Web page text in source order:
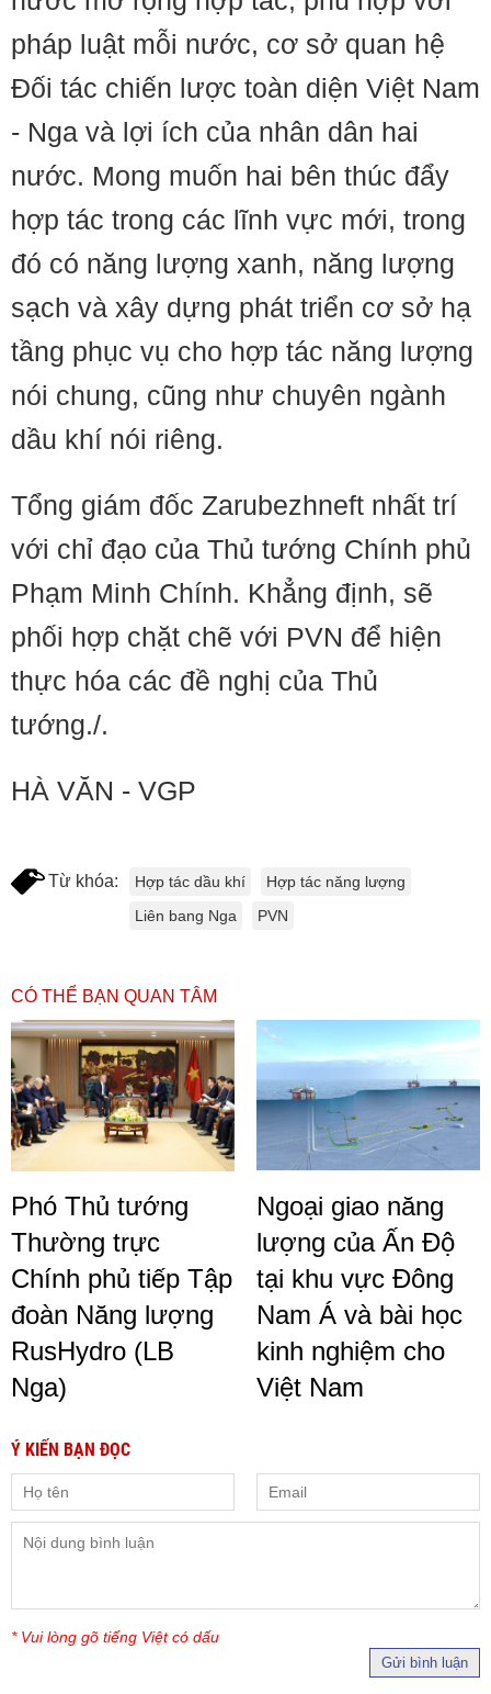
pháp luật mỗi nước, cơ sở quan hệ
Đối tác chiến lược toàn diện Việt Nam
- Nga và lợi ích của nhân dân hai
nước. Mong muốn hai bên thúc đẩy
hợp tác trong các lĩnh vực mới, trong
đó có năng lượng xanh, năng lượng
sạch và xây dựng phát triển cơ sở hạ
tầng phục vụ cho hợp tác năng lượng
nói chung, cũng như chuyên ngành
dầu khí nói riêng.
Tổng giám đốc Zarubezhneft nhất trí
với chỉ đạo của Thủ tướng Chính phủ
Phạm Minh Chính. Khẳng định, sẽ
phối hợp chặt chẽ với PVN để hiện
thực hóa các đề nghị của Thủ
tướng./.
HÀ VĂN - VGP
Từ khóa: Hợp tác dầu khí
Hợp tác năng lượng
Liên bang Nga
PVN
CÓ THỂ BẠN QUAN TÂM
Phó Thủ tướng
Thường trực
Chính phủ tiếp Tập
đoàn Năng lượng
RusHydro (LB
Nga)
Ngoại giao năng
lượng của Ấn Độ
tại khu vực Đông
Nam Á và bài học
kinh nghiệm cho
Việt Nam
Ý KIẾN BẠN ĐỌC
* Vui lòng gõ tiếng Việt có dấu
Gửi bình luận